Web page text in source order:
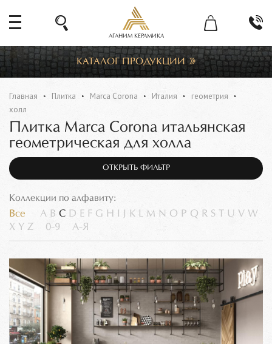
АГАНИМ КЕРАМИКА
КАТАЛОГ ПРОДУКЦИИ
Главная Плитка Marca Corona Италия
геометрия
холл
Плитка Marca Corona итальянская
геометрическая для холла
ОТКРЫТЬ ФИЛЬТР
Коллекции по алфавиту:
Все A B C D E F G H K L M N O P Q R S U V W
X Y Z 0-9 А-Я